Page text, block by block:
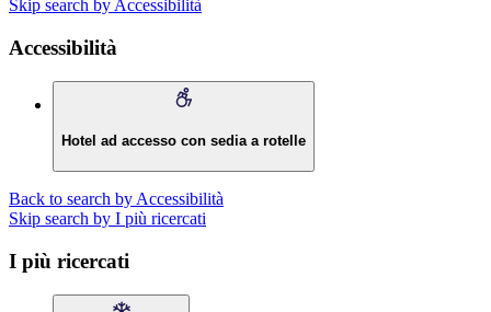
Skip search by Accessibilità
Accessibilità
Hotel ad accesso con sedia a rotelle
Back to search by Accessibilità
Skip search by I più ricercati
I più ricercati